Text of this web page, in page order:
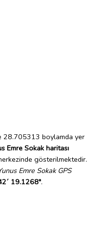
boylamda yer
Emre Sokak haritası
gösterilmektedir.
Emre Sokak GPS
19.1268".